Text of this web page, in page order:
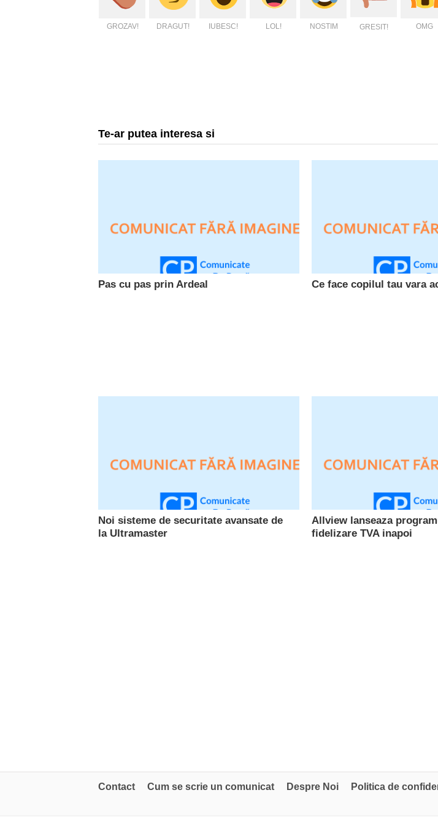
GROZAV! DRAGUT! IUBESC! LOL! NOSTIM GRESIT! OMG
Te-ar putea interesa si
Pas cu pas prin Ardeal Ce face copilul tau vara
Noi sisteme de securitate avansate de
la Ultramaster
Allview lanseaza
fidelizare TVA inapoi
Contact Cum se scrie un comunicat Despre Noi Politica de